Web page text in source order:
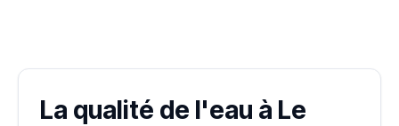
La qualité de l'eau à Le